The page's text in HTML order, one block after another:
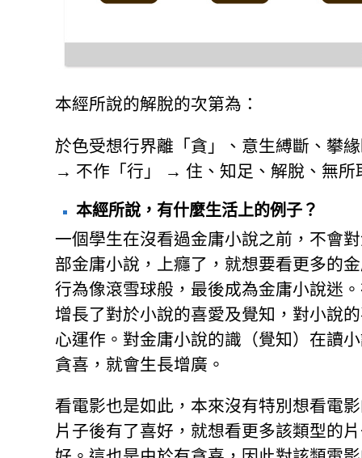
本經所說的解脫的次第為：
於色受想行界離「貪」、意生縛斷、攀
→ 不作「行」 → 住、知足、解脫、無所
本經所說，有什麼生活上的例子？
一個學生在沒看過金庸小說之前，不會
部金庸小說，上癮了，就想要看更多的
行為像滾雪球般，最後成為金庸小說迷
增長了對於小說的喜愛及覺知，對小說
心運作。對金庸小說的識（覺知）在讀
貪喜，就會生長增廣。
看電影也是如此，本來沒有特別想看電
片子後有了喜好，就想看更多該類型的